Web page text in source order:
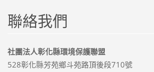
聯絡我們
社團法人彰化縣環境保護聯盟
528彰化縣芳苑鄉斗苑路頂後段710號